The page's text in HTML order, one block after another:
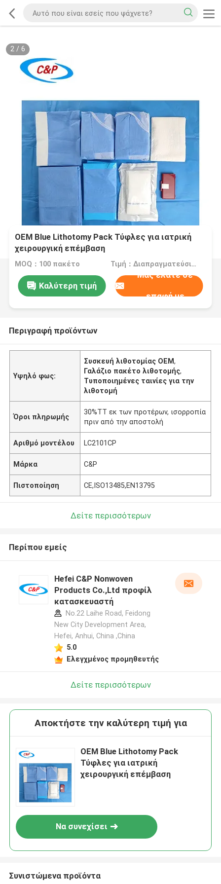
2/ 6
OEM Blue Lithotomy Pack Τύφλες για ιατρική
χειρουργική επέμβαση
MOQ：100 πακέτο Τιμή：Διαπραγματεύσιμα
Καλύτερη τιμή
Μας ελάτε σε
επαφή με
Περιγραφή προϊόντων
Υψηλό φως:
Συσκευή λιθοτομίας OEM,
Γαλάζιο πακέτο λιθοτομής,
Τυποποιημένες ταινίες για την
λιθοτομή
Όροι πληρωμής
30%TT εκ των προτέρων, ισορροπία
πριν από την αποστολή
Αριθμό μοντέλου LC2101CP
Μάρκα C&P
Πιστοποίηση CE,ISO13485,EN13795
Δείτε περισσότερων
Περίπου εμείς
Hefei C&P Nonwoven
Products Co.,Ltd προφίλ
κατασκευαστή
No.22 Laihe Road, Feidong
New City Development Area,
Hefei, Anhui, China ,China
5.0
Ελεγχμένος προμηθευτής
Δείτε περισσότερων
Αποκτήστε την καλύτερη τιμή για
OEM Blue Lithotomy Pack
Τύφλες για ιατρική
χειρουργική επέμβαση
Να συνεχίσει
Συνιστώμενα προϊόντα